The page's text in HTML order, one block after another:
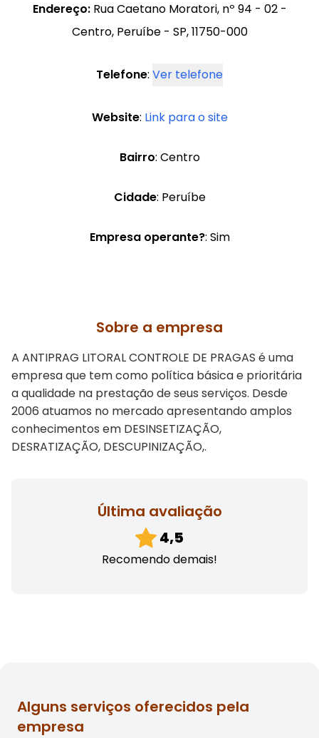
Endereço:Rua Caetano Moratori, nº 94 - 02 -
Centro, Peruíbe - SP, 11750-000
Telefone: Ver telefone
Website: Link para o site
Bairro: Centro
Cidade: Peruíbe
Empresa operante?: Sim
Sobre a empresa
A ANTIPRAG LITORAL CONTROLE DE PRAGAS é uma
empresa que tem como política básica e prioritária
a qualidade na prestação de seus serviços. Desde
2006 atuamos no mercado apresentando amplos
conhecimentos em DESINSETIZAÇÃO,
DESRATIZAÇÃO, DESCUPINIZAÇÃO,.
Última avaliação
4,5
Recomendo demais!
Alguns serviços oferecidos pela
empresa